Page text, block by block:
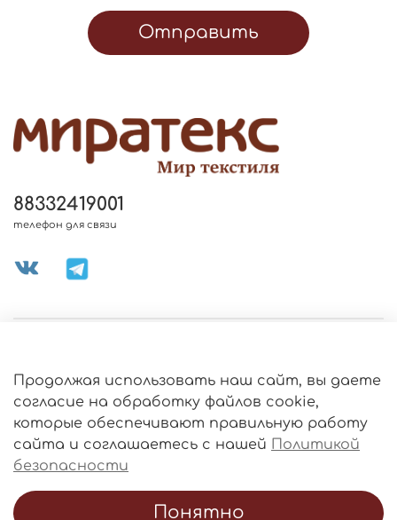
Отправить
ИНФОРМАЦИЯ
О МАГАЗИНЕ
88332419001
телефон для связи
Продолжая использовать наш сайт, вы даете
согласие на обработку файлов cookie,
которые обеспечивают правильную работу
сайта и соглашаетесь с нашей Политикой
безопасности
Понятно
Политика
обработки